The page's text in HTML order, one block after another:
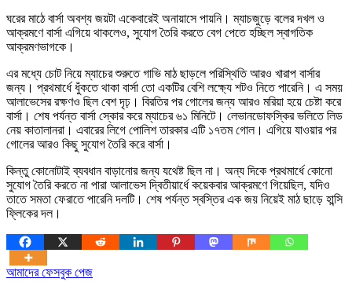
ঘরের মাঠে বার্সা অবশ্য জয়টা একেবারেই অনায়াসে পায়নি। ম্যাচজুড়ে বলের দখল ও
আক্রমণে বার্সা এগিয়ে থাকলেও, সুযোগ তৈরি করতে বেগ পেতে হচ্ছিল স্বাগতিক
আক্রমণভাগকে।
এর মধ্যে চোট নিয়ে ম্যাচের শুরুতে গাভি মাঠ ছাড়লে পরিস্থিতি আরও খারাপ বার্সার
জন্য। প্রথমার্ধে ধুঁকতে থাকা বার্সা তো একটির বেশি লক্ষ্যে শটও নিতে পারেনি। এ সময়
আলাভেসের রক্ষণও ছিল বেশ দৃঢ়। বিরতির পর গোলের জন্য আরও মরিয়া হয়ে চেষ্টা করে
বার্সা। শেষ পর্যন্ত বার্সা স্কোর করে ম্যাচের ৬১ মিনিটে। লেভানডোফস্কির ভলিতে লিড
নেয় কাতালানরা। এবারের লিগে পোলিশ তারকার এটি ১৭তম গোল। এগিয়ে যাওয়ার পর
গোলের আরও কিছু সুযোগ তৈরি করে বার্সা।
কিন্তু কোনোটাই ব্যবধান বাড়ানোর জন্য যথেষ্ট ছিল না। অন্য দিকে প্রথমার্ধে কোনো
সুযোগ তৈরি করতে না পারা আলাভেস দ্বিতীয়ার্ধে কয়েকবার আক্রমণে গিয়েছিল, যদিও
তাতে সমতা ফেরাতে পারেনি দলটি। শেষ পর্যন্ত স্বস্তির এক জয় নিয়েই মাঠ ছাড়ে হান্সি
ফ্লিকের দল।
আমাদের ফেসবুক পেজ